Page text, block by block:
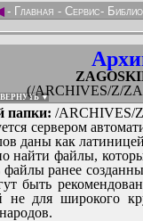
- Главная - Сервис-
(/ARCHIVES/Z/
▼
папки: /ARCHIVES/
сервером
даны как
найти файлы,
ранее
быть
для широкого